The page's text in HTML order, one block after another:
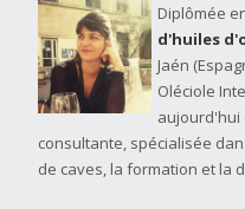
Diplômée
d'huiles
Jaén
Oléciole
aujourd'hui
consultante, spécialisée
de caves, la formation et la